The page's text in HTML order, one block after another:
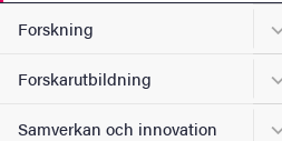
Forskning
Forskarutbildning
Samverkan och innovation